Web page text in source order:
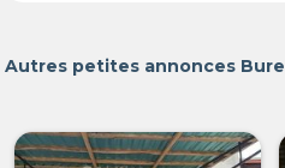
Autres petites annonces